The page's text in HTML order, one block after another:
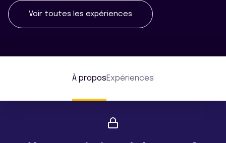
Voir toutes les expériences
À proposExpériences